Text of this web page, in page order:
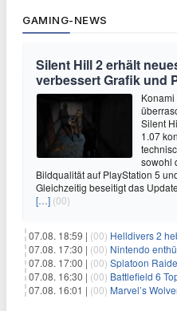
GAMING-NEWS
Silent Hill 2 erhält
verbessert Grafik und
Silent
1.07
sowohl
Bildqualität auf PlayStation 5
Gleichzeitig beseitigt das
[…] (00)
07.08. 18:59 | (00) Helldivers 2 hebt das
07.08. 17:30 | (00) Nintendo enthüllt
07.08. 17:00 | (00) Splatoon Raiders:
07.08. 16:30 | (00) Battlefield 6 Top Gun:
07.08. 16:01 | (00) Marvel’s Wolverine: